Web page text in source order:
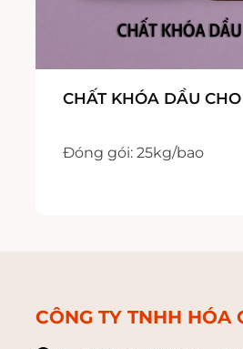
CHẤT KHÓA DẦU
Đóng gói: 25kg/bao
CÔNG TY TNHH HÓA